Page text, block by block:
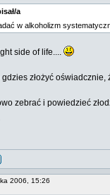
a
w alkoholizm
side of life....
złożyć
zebrać i powiedzieć
2006, 15:26